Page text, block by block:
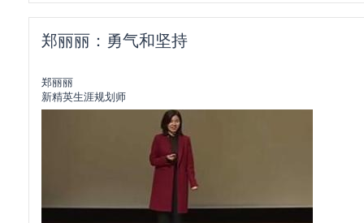
郑丽丽：勇气和坚持
郑丽丽
新精英生涯规划师